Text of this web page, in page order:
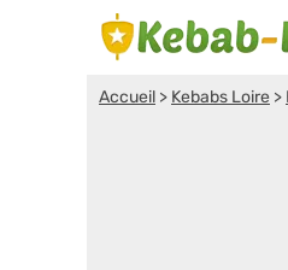
Accueil > Kebabs Loire >